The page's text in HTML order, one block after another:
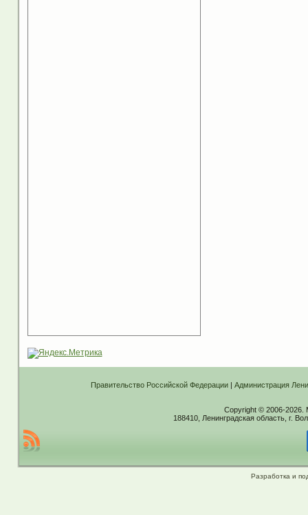
Правительство Российской Федерации| Администрация
Copyright © 2006-2026.
188410, Ленинградская область, г.
Разработка и